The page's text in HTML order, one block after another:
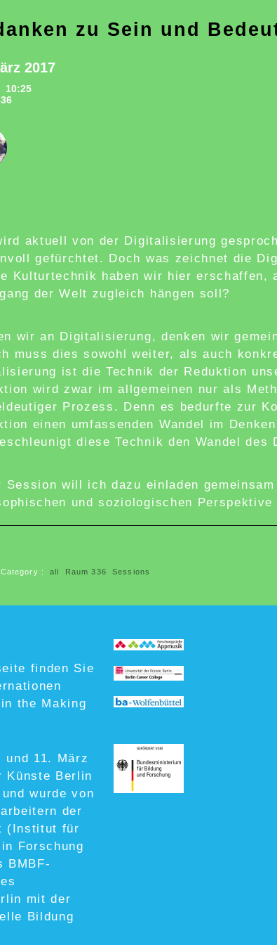
zu Sein und
2017
10:25
aktuell von der Digitalisierung
gefürchtet. Doch was zeichnet die
Kulturtechnik haben wir hier erschaffen,
der Welt zugleich hängen soll?
wir an Digitalisierung, denken wir
muss dies sowohl weiter, als auch
ist die Technik der Reduktion
wird zwar im allgemeinen nur als
Prozess. Denn es bedurfte zur
einen umfassenden Wandel im
diese Technik den Wandel des
Session will ich dazu einladen
und soziologischen
Category :all Raum 336 Sessions
finden Sie
the Making
und 11. März
Künste Berlin
wurde von
der
(Institut für
Forschung
BMBF-
mit der
Bildung